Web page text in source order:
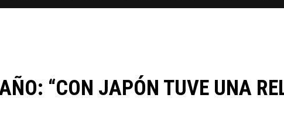
“CON JAPÓN TUVE UNA